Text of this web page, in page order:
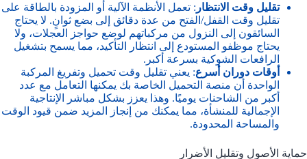
تقليل وقت الانتظار : تعمل الأنظمة الآلية أو المزودة بالطاقة على
تقليل وقت القفل/الفتح من عدة دقائق إلى بضع ثوانٍ. لا يحتاج
السائقون إلى النزول من مركباتهم لوضع حواجز العجلات، ولا
يحتاج موظفو المستودع إلى انتظار التأكيد، مما يسمح بتشغيل
الرافعات الشوكية بسرعة أكبر.
أوقات دوران أسرع: يعني تقليل وقت تحميل وتفريغ المركبة
الواحدة أن منصة التحميل الخاصة بك يمكنها التعامل مع عدد
أكبر من الشاحنات يوميًا. وهذا يعزز بشكل مباشر الإنتاجية
الإجمالية للمنشأة، مما يمكنك من إنجاز المزيد ضمن قيود الوقت
والمساحة المحدودة.
حماية الأصول وتقليل الأضرار